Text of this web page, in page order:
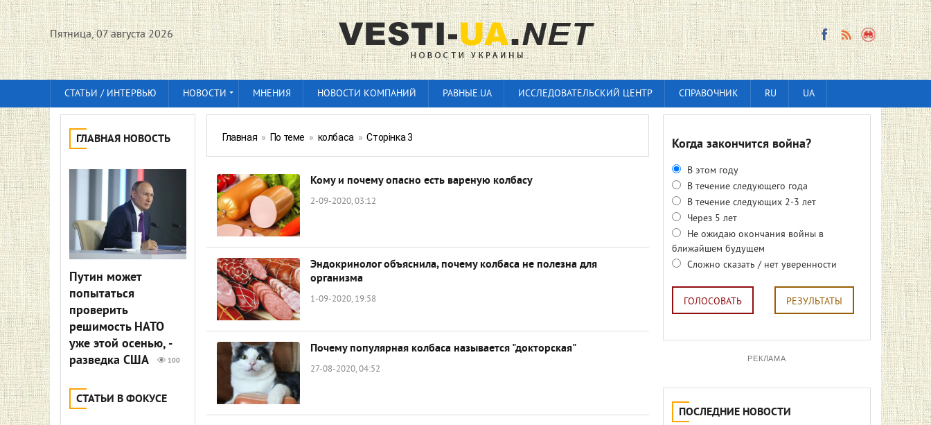
Пятница, 07 августа 2026
СТАТЬИ / ИНТЕРВЬЮ НОВОСТИ МНЕНИЯ НОВОСТИ КОМПАНИЙ РАВНЫЕ.UA ИССЛЕДОВАТЕЛЬСКИЙ ЦЕНТР СПРАВОЧНИК RU UA
ГЛАВНАЯ НОВОСТЬ
Путин может
попытаться
проверить
решимость НАТО
уже этой осенью, -
разведка США
100
СТАТЬИ В ФОКУСЕ
Главная » По теме » колбаса » Сторінка 3
Кому и почему опасно есть вареную колбасу
2-09-2020, 03:12
Эндокринолог объяснила, почему колбаса не полезна для
организма
1-09-2020, 19:58
Почему популярная колбаса называется "докторская"
27-08-2020, 04:52
Когда закончится война?
В этом году
В течение следующего года
В течение следующих 2-3 лет
Через 5 лет
Не ожидаю окончания войны в
ближайшем будущем
Сложно сказать / нет уверенности
ГОЛОСОВАТЬ РЕЗУЛЬТАТЫ
РЕКЛАМА
ПОСЛЕДНИЕ НОВОСТИ